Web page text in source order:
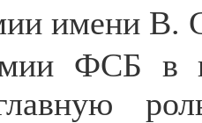
имени В.
ФСБ в